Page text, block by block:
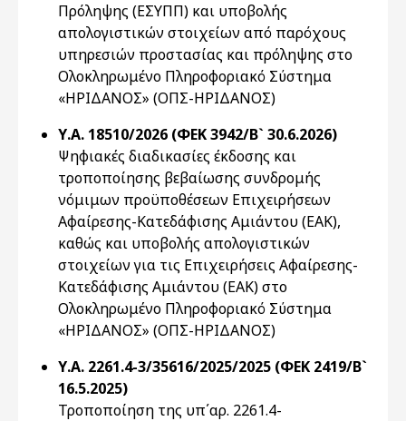
Πρόληψης (ΕΣΥΠΠ) και υποβολής
απολογιστικών στοιχείων από παρόχους
υπηρεσιών προστασίας και πρόληψης στο
Ολοκληρωμένο Πληροφοριακό Σύστημα
«ΗΡΙΔΑΝΟΣ» (ΟΠΣ-ΗΡΙΔΑΝΟΣ)
Υ.Α. 18510/2026 (ΦΕΚ 3942/Β` 30.6.2026)
Ψηφιακές διαδικασίες έκδοσης και
τροποποίησης βεβαίωσης συνδρομής
νόμιμων προϋποθέσεων Επιχειρήσεων
Αφαίρεσης-Κατεδάφισης Αμιάντου (ΕΑΚ),
καθώς και υποβολής απολογιστικών
στοιχείων για τις Επιχειρήσεις Αφαίρεσης-
Κατεδάφισης Αμιάντου (ΕΑΚ) στο
Ολοκληρωμένο Πληροφοριακό Σύστημα
«ΗΡΙΔΑΝΟΣ» (ΟΠΣ-ΗΡΙΔΑΝΟΣ)
Υ.Α. 2261.4-3/35616/2025/2025 (ΦΕΚ 2419/B`
16.5.2025)
Τροποποίηση της υπ΄αρ. 2261.4-